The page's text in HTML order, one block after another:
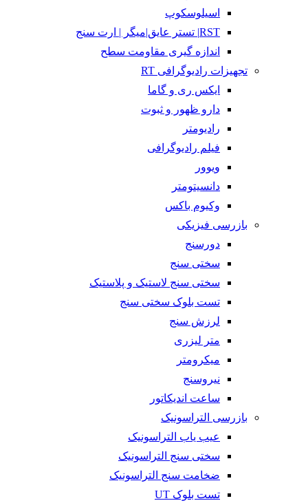
اسیلوسکوپ
RST| تستر عایق|میگر | ارت سنج
اندازه گیری مقاومت سطح
تجهیزات رادیوگرافی RT
ایکس ری و گاما
دارو ظهور و ثبوت
رادیومتر
فیلم رادیوگرافی
ویوور
دانسیتومتر
وکیوم باکس
بازرسی فیزیکی
دورسنج
سختی سنج
سختی سنج لاستیک و پلاستیک
تست بلوک سختی سنج
لرزش سنج
متر لیزری
میکرومتر
نیروسنج
ساعت اندیکاتور
بازرسی التراسونیک
عیب یاب التراسونیک
سختی سنج التراسونیک
ضخامت سنج التراسونیک
تست بلوک UT